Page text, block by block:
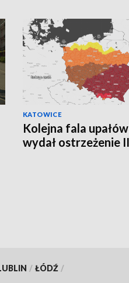
KATOWICE
Kolejna fala
wydał ostrzeżenie
/ ŁÓDŹ /